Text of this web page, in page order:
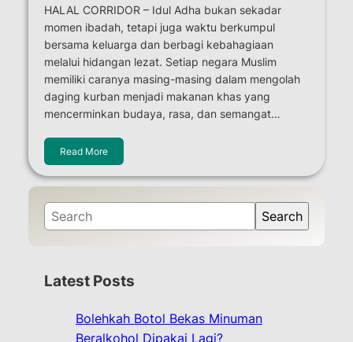
HALAL CORRIDOR – Idul Adha bukan sekadar
momen ibadah, tetapi juga waktu berkumpul
bersama keluarga dan berbagi kebahagiaan
melalui hidangan lezat. Setiap negara Muslim
memiliki caranya masing-masing dalam mengolah
daging kurban menjadi makanan khas yang
mencerminkan budaya, rasa, dan semangat…
Read More
S
e
c
Search
Latest Posts
Bolehkah Botol Bekas Minuman
Beralkohol Dipakai Lagi?